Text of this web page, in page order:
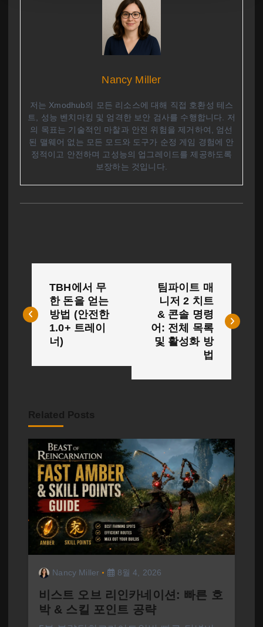
Nancy Miller
저는 Xmodhub의 모든 리소스에 대해 직접 호환성 테스
트, 성능 벤치마킹 및 엄격한 보안 검사를 수행합니다. 저
의 목표는 기술적인 마찰과 안전 위험을 제거하여, 엄선
된 맬웨어 없는 모든 모드와 도구가 순정 게임 경험에 안
정적이고 안전하며 고성능의 업그레이드를 제공하도록
보장하는 것입니다.
색
TBH에서 무
한 돈을 얻는
방법 (안전한
1.0+ 트레이
너)
팀파이트 매
니저 2 치트
& 콘솔 명령
어: 전체 목록
및 활성화 방
법
Related Posts
Nancy Miller 8월 4, 2026
비스트 오브 리인카네이션: 빠른 호
박 & 스킬 포인트 공략